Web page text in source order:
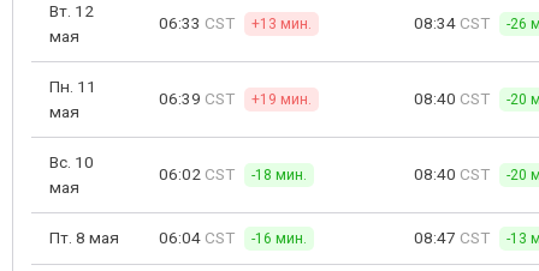
Вт. 12
мая
06:33 CST +13 мин. 08:34 CST -26
Пн. 11
мая
06:39 CST +19 мин. 08:40 CST -20
Вс. 10
мая
06:02 CST -18 мин. 08:40 CST -20
Пт. 8 мая 06:04 CST -16 мин. 08:47 CST -13